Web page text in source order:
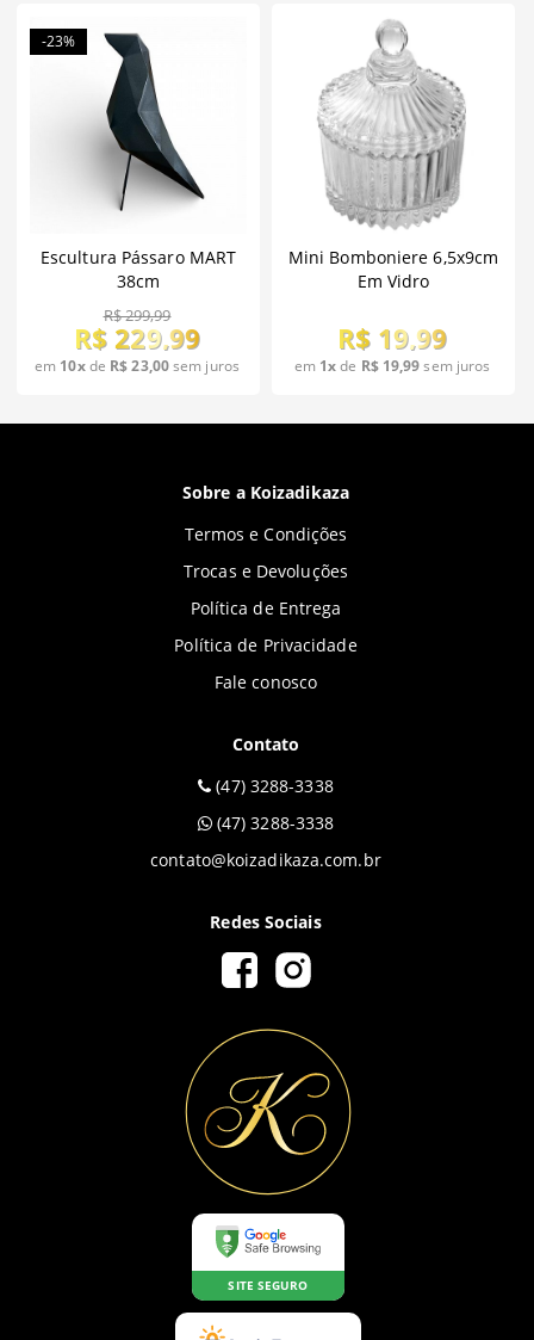
-23%
Escultura Pássaro MART
38cm
R$ 299,99
R$ 229,99
em 10xde R$ 23,00sem juros
Mini Bomboniere 6,5x9cm
Em Vidro
R$ 19,99
em 1xde R$ 19,99sem juros
Sobre a Koizadikaza
Termos e Condições
Trocas e Devoluções
Política de Entrega
Política de Privacidade
Fale conosco
Contato
(47) 3288-3338
(47) 3288-3338
contato@koizadikaza.com.br
Redes Sociais
SITE SEGURO